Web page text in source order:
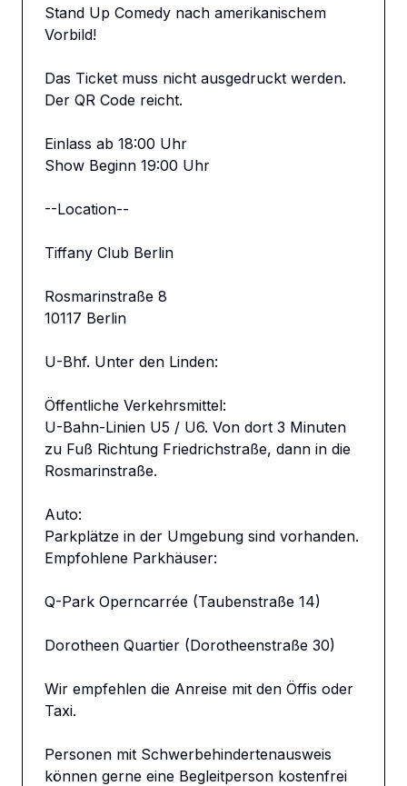
Stand Up Comedy nach amerikanischem
Vorbild!
Das Ticket muss nicht ausgedruckt werden.
Der QR Code reicht.
Einlass ab 18:00 Uhr
Show Beginn 19:00 Uhr
--Location--
Tiffany Club Berlin
Rosmarinstraße 8
10117 Berlin
U-Bhf. Unter den Linden:
Öffentliche Verkehrsmittel:
U-Bahn-Linien U5 / U6. Von dort 3 Minuten
zu Fuß Richtung Friedrichstraße, dann in die
Rosmarinstraße.
Auto:
Parkplätze in der Umgebung sind vorhanden.
Empfohlene Parkhäuser:
Q-Park Operncarrée (Taubenstraße 14)
Dorotheen Quartier (Dorotheenstraße 30)
Wir empfehlen die Anreise mit den Öffis oder
Taxi.
Personen mit Schwerbehindertenausweis
können gerne eine Begleitperson kostenfrei